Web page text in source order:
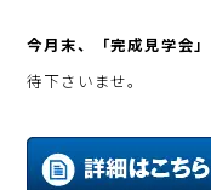
今月末、「完成見学会」
待下さいませ。